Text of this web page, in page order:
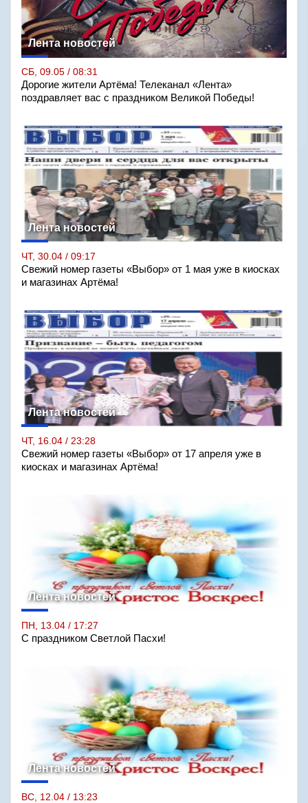
Лента новостей
СБ, 09.05 / 08:31
Дорогие жители Артёма! Телеканал «Лента»
поздравляет вас с праздником Великой Победы!
Лента новостей
ЧТ, 30.04 / 09:17
Свежий номер газеты «Выбор» от 1 мая уже в киосках
и магазинах Артёма!
Лента новостей
ЧТ, 16.04 / 23:28
Свежий номер газеты «Выбор» от 17 апреля уже в
киосках и магазинах Артёма!
Лента новостей
ПН, 13.04 / 17:27
С праздником Светлой Пасхи!
Лента новостей
ВС, 12.04 / 13:23